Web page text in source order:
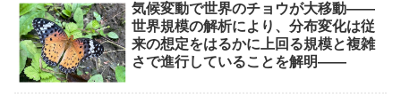
気候変動で世界のチョウが大移動――
世界規模の解析により、分布変化は従
来の想定をはるかに上回る規模と複雑
さで進行していることを解明――